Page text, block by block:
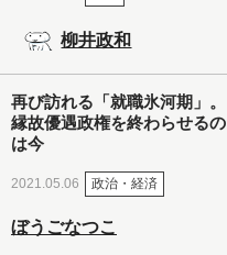
柳井政和
再び訪れる「就職氷河期」。
縁故優遇政権を終わらせるの
は今
2021.05.06 政治・経済
ぼうごなつこ